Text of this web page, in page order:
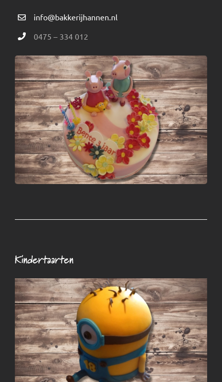
info@bakkerijhannen.nl
0475 – 334 012
Kindertaarten